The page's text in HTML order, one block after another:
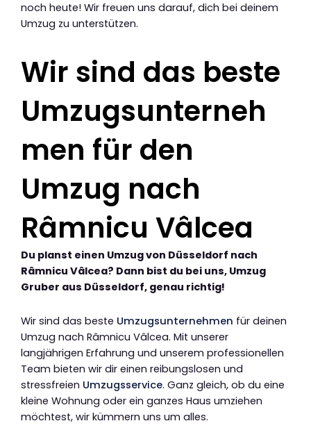
noch heute! Wir freuen uns darauf, dich bei deinem
Umzug zu unterstützen.
Wir sind das beste
Umzugsunterneh
men für den
Umzug nach
Râmnicu Vâlcea
Du planst einen Umzug von Düsseldorf nach
Râmnicu Vâlcea? Dann bist du bei uns, Umzug
Gruber aus Düsseldorf, genau richtig!
Wir sind das beste Umzugsunternehmen für deinen
Umzug nach Râmnicu Vâlcea. Mit unserer
langjährigen Erfahrung und unserem professionellen
Team bieten wir dir einen reibungslosen und
stressfreien Umzugsservice. Ganz gleich, ob du eine
kleine Wohnung oder ein ganzes Haus umziehen
möchtest, wir kümmern uns um alles.